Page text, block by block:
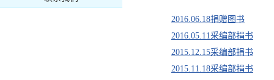
2016.06.18捐赠图书
2016.05.11采编部捐书
2015.12.15采编部捐书
2015.11.18采编部捐书